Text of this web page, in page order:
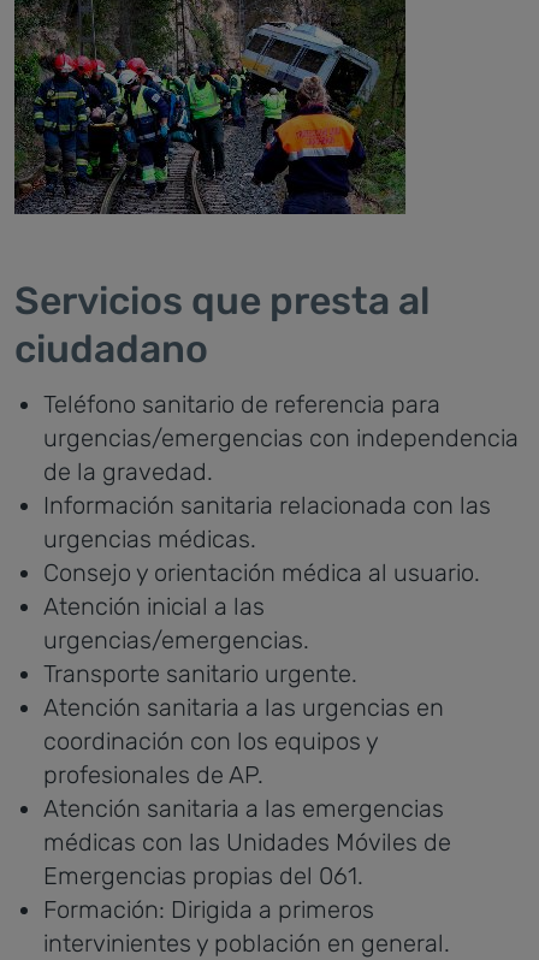
Servicios que presta al
ciudadano
Teléfono sanitario de referencia para
urgencias/emergencias con independencia
de la gravedad.
Información sanitaria relacionada con las
urgencias médicas.
Consejo y orientación médica al usuario.
Atención inicial a las
urgencias/emergencias.
Transporte sanitario urgente.
Atención sanitaria a las urgencias en
coordinación con los equipos y
profesionales de AP.
Atención sanitaria a las emergencias
médicas con las Unidades Móviles de
Emergencias propias del 061.
Formación: Dirigida a primeros
intervinientes y población en general.